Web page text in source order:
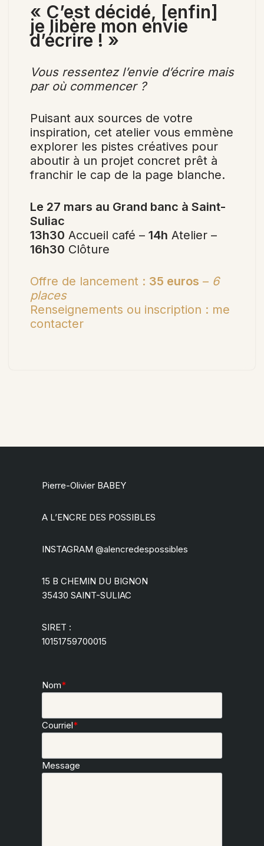
« C’est décidé, [enfin]
je libère mon envie
d’écrire ! »
Vous ressentez l’envie d’écrire mais
par où commencer ?
Puisant aux sources de votre
inspiration, cet atelier vous emmène
explorer les pistes créatives pour
aboutir à un projet concret prêt à
franchir le cap de la page blanche.
Le 27 mars au Grand banc à Saint-
Suliac
13h30 Accueil café – 14h Atelier –
16h30 Clôture
Offre de lancement : 35 euros – 6
places
Renseignements ou inscription : me
contacter
Pierre-Olivier BABEY
A L’ENCRE DES POSSIBLES
INSTAGRAM @alencredespossibles
15 B CHEMIN DU BIGNON
35430 SAINT-SULIAC
SIRET :
10151759700015
Nom*
Courriel*
Message